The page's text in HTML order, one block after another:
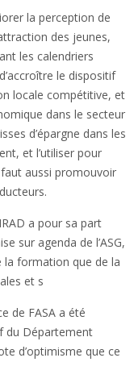
la perception de
des jeunes,
les calendriers
le dispositif
locale compétitive, et
dans le secteur
d’épargne dans les
et l’utiliser pour
faut aussi promouvoir
a pour sa part
sur agenda de l’ASG,
la formation que de la
et s
de FASA a été
du Département
d’optimisme que ce